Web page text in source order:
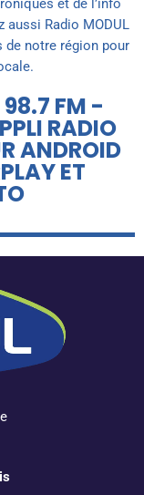
et de l’info
aussi Radio MODUL
de notre région pour
98.7 FM -
RADIO
ANDROID
ET